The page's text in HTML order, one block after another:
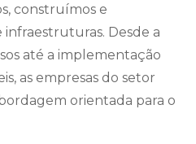
construímos e
infraestruturas. Desde a
até a implementação
as empresas do setor
orientada para o